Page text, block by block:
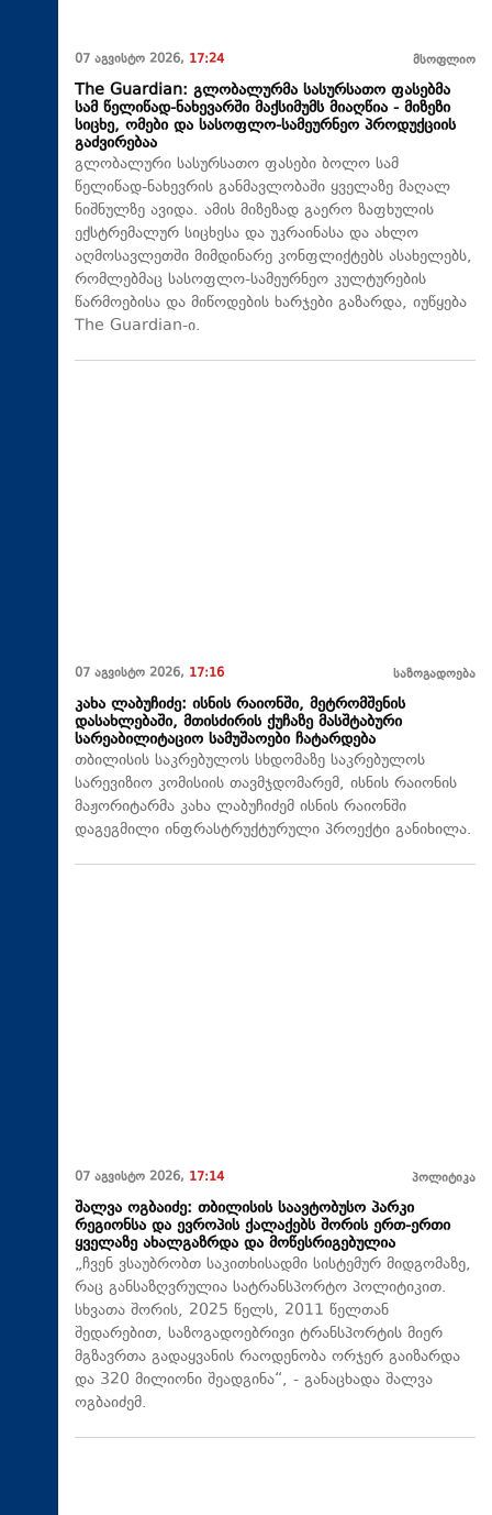
07 აგვისტო 2026, 17:24 მსოფლიო
The Guardian: გლობალურმა სასურსათო ფასებმა
სამ წელიწად-ნახევარში მაქსიმუმს მიაღწია - მიზეზი
სიცხე, ომები და სასოფლო-სამეურნეო პროდუქციის
გაძვირებაა
გლობალური სასურსათო ფასები ბოლო სამ
წელიწად-ნახევრის განმავლობაში ყველაზე მაღალ
ნიშნულზე ავიდა. ამის მიზეზად გაერო ზაფხულის
ექსტრემალურ სიცხესა და უკრაინასა და ახლო
აღმოსავლეთში მიმდინარე კონფლიქტებს ასახელებს,
რომლებმაც სასოფლო-სამეურნეო კულტურების
წარმოებისა და მიწოდების ხარჯები გაზარდა, იუწყება
The Guardian-ი.
07 აგვისტო 2026, 17:16 საზოგადოება
კახა ლაბუჩიძე: ისნის რაიონში, მეტრომშენის
დასახლებაში, მთისძირის ქუჩაზე მასშტაბური
სარეაბილიტაციო სამუშაოები ჩატარდება
თბილისის საკრებულოს სხდომაზე საკრებულოს
სარევიზიო კომისიის თავმჯდომარემ, ისნის რაიონის
მაჟორიტარმა კახა ლაბუჩიძემ ისნის რაიონში
დაგეგმილი ინფრასტრუქტურული პროექტი განიხილა.
07 აგვისტო 2026, 17:14 პოლიტიკა
შალვა ოგბაიძე: თბილისის საავტობუსო პარკი
რეგიონსა და ევროპის ქალაქებს შორის ერთ-ერთი
ყველაზე ახალგაზრდა და მოწესრიგებულია
„ჩვენ ვსაუბრობთ საკითხისადმი სისტემურ მიდგომაზე,
რაც განსაზღვრულია სატრანსპორტო პოლიტიკით.
სხვათა შორის, 2025 წელს, 2011 წელთან
შედარებით, საზოგადოებრივი ტრანსპორტის მიერ
მგზავრთა გადაყვანის რაოდენობა ორჯერ გაიზარდა
და 320 მილიონი შეადგინა“, - განაცხადა შალვა
ოგბაიძემ.